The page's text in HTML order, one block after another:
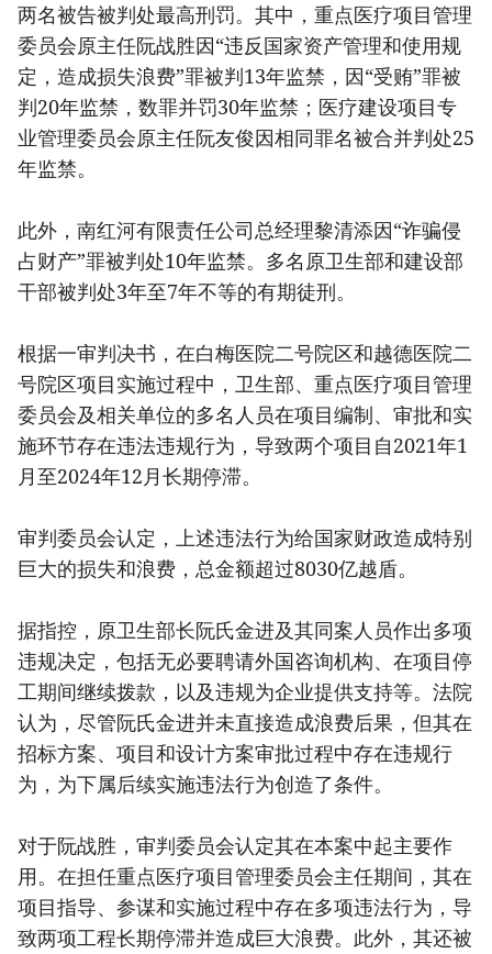
两名被告被判处最高刑罚。其中，重点医疗项目管理
委员会原主任阮战胜因“违反国家资产管理和使用规
定，造成损失浪费”罪被判13年监禁，因“受贿”罪被
判20年监禁，数罪并罚30年监禁；医疗建设项目专
业管理委员会原主任阮友俊因相同罪名被合并判处25
年监禁。
此外，南红河有限责任公司总经理黎清添因“诈骗侵
占财产”罪被判处10年监禁。多名原卫生部和建设部
干部被判处3年至7年不等的有期徒刑。
根据一审判决书，在白梅医院二号院区和越德医院二
号院区项目实施过程中，卫生部、重点医疗项目管理
委员会及相关单位的多名人员在项目编制、审批和实
施环节存在违法违规行为，导致两个项目自2021年1
月至2024年12月长期停滞。
审判委员会认定，上述违法行为给国家财政造成特别
巨大的损失和浪费，总金额超过8030亿越盾。
据指控，原卫生部长阮氏金进及其同案人员作出多项
违规决定，包括无必要聘请外国咨询机构、在项目停
工期间继续拨款，以及违规为企业提供支持等。法院
认为，尽管阮氏金进并未直接造成浪费后果，但其在
招标方案、项目和设计方案审批过程中存在违规行
为，为下属后续实施违法行为创造了条件。
对于阮战胜，审判委员会认定其在本案中起主要作
用。在担任重点医疗项目管理委员会主任期间，其在
项目指导、参谋和实施过程中存在多项违法行为，导
致两项工程长期停滞并造成巨大浪费。此外，其还被